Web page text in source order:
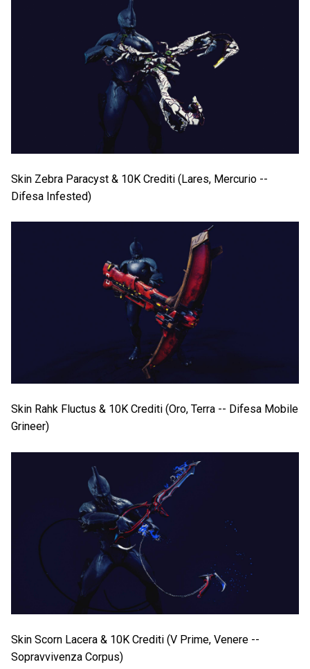
Skin Zebra Paracyst & 10K Crediti (Lares, Mercurio --
Difesa Infested)
Skin Rahk Fluctus & 10K Crediti (Oro, Terra -- Difesa Mobile
Grineer)
Skin Scorn Lacera & 10K Crediti (V Prime, Venere --
Sopravvivenza Corpus)